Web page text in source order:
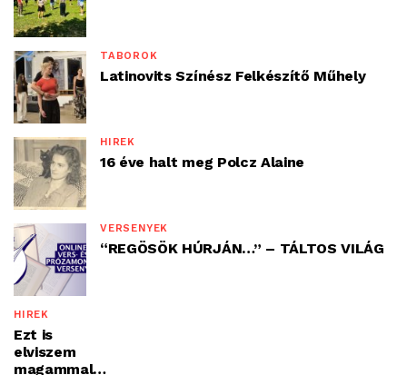
TÁBOROK
Latinovits Színész Felkészítő Műhely
HÍREK
16 éve halt meg Polcz Alaine
VERSENYEK
“REGÖSÖK HÚRJÁN…” – TÁLTOS VILÁG
HÍREK
Ezt is
elviszem
magammal…